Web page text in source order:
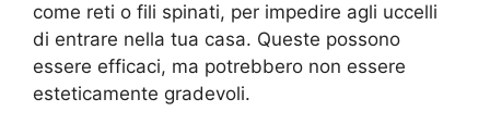
come reti o fili spinati, per impedire agli uccelli
di entrare nella tua casa. Queste possono
essere efficaci, ma potrebbero non essere
esteticamente gradevoli.